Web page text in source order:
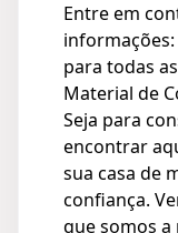
Entre em
informações:
para todas
Material de
Seja para
encontrar
sua casa de
confiança.
que somos